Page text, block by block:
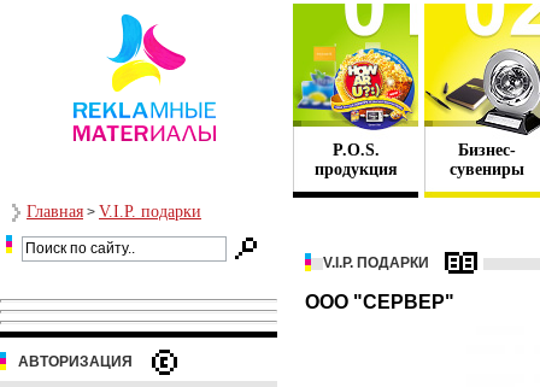
P.O.S.
продукция
Бизнес-
сувениры
Главная > V.I.P. подарки
АВТОРИЗАЦИЯ
V.I.P. ПОДАРКИ
ООО "СЕРВЕР"